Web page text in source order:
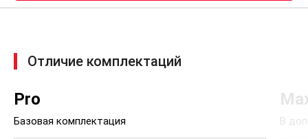
Отличие комплектаций
Pro
Базовая комплектация В